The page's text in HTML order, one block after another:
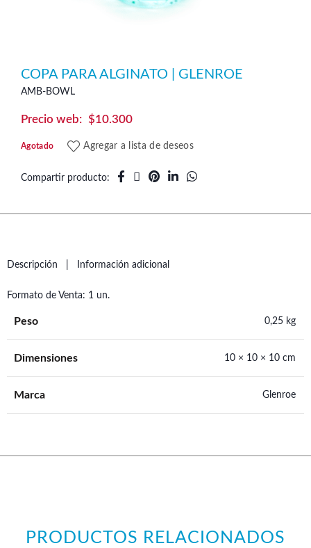
COPA PARA ALGINATO | GLENROE
AMB-BOWL
$10.300
Agotado Agregar a lista de deseos
Compartir producto
Descripción Información adicional
Formato de Venta: 1 un.
Peso 0,25 kg
Dimensiones 10 × 10 × 10 cm
Marca Glenroe
PRODUCTOS RELACIONADOS